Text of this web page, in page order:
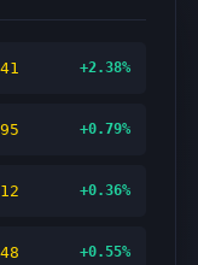
+2.38%
+0.79%
+0.36%
+0.55%